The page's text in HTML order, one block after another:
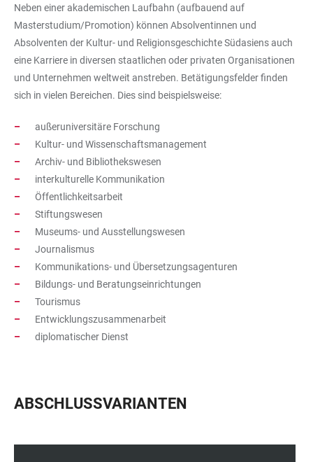
Neben einer akademischen Laufbahn (aufbauend auf
Masterstudium/Promotion) können Absolventinnen und
Absolventen der Kultur- und Religionsgeschichte Südasiens auch
eine Karriere in diversen staatlichen oder privaten Organisationen
und Unternehmen weltweit anstreben. Betätigungsfelder finden
sich in vielen Bereichen. Dies sind beispielsweise:
außeruniversitäre Forschung
Kultur- und Wissenschaftsmanagement
Archiv- und Bibliothekswesen
interkulturelle Kommunikation
Öffentlichkeitsarbeit
Stiftungswesen
Museums- und Ausstellungswesen
Journalismus
Kommunikations- und Übersetzungsagenturen
Bildungs- und Beratungseinrichtungen
Tourismus
Entwicklungszusammenarbeit
diplomatischer Dienst
ABSCHLUSSVARIANTEN